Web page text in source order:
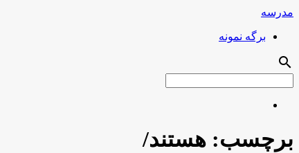
مدرسه
برگه نمونه
search
برچسب: هستند/